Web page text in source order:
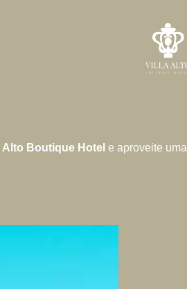
Alto Boutique Hotel e aproveite uma